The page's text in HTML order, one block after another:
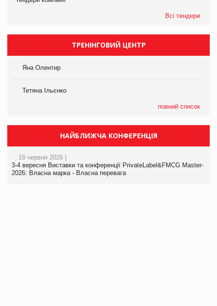
Всі тендери
ТРЕНІНГОВИЙ ЦЕНТР
Яна Олентир
Тетяна Ільєнко
повний список
НАЙБЛИЖЧА КОНФЕРЕНЦІЯ
18 червня 2026 |
3-4 вересня Виставки та конференції PrivateLabel&FMCG Master-
2026: Власна марка - Власна перевага